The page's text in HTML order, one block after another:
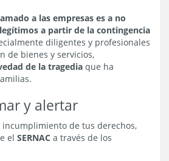
a las empresas es a no
a partir de la contingencia
diligentes y profesionales
de bienes y servicios,
de la tragedia que ha
y alertar
incumplimiento de tus derechos,
el SERNAC a través de los